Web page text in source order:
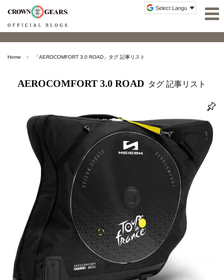
Home 「AEROCOMFORT 3.0 ROAD 」タグ 記事リスト
AEROCOMFORT 3.0 ROAD タグ 記事リスト